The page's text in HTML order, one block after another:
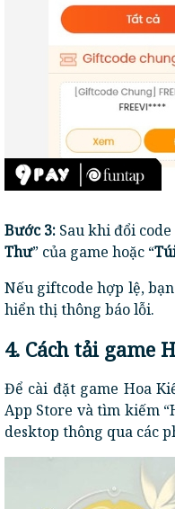
Bước 3: Sau khi đổi
Thư” của game hoặc “
Nếu giftcode hợp lệ,
hiển thị thông báo lỗi.
4. Cách tải game
Để cài đặt game Hoa
App Store và tìm kiếm
desktop thông qua các